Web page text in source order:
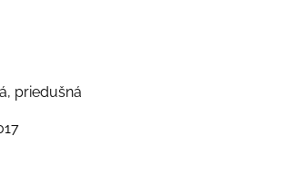
priedušná